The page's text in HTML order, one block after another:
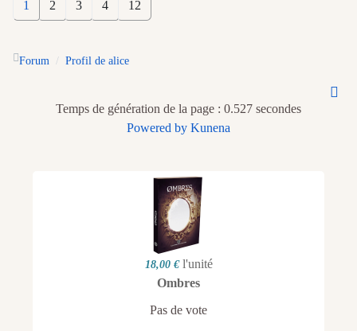
1 2 3 4 12
Forum Profil de alice
Temps de génération de la page : 0.527 secondes
Powered by Kunena
18,00 € l'unité
Ombres
Pas de vote